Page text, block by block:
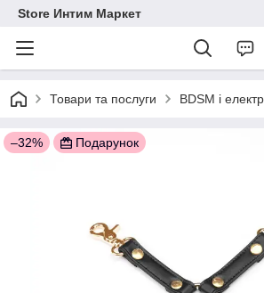
Store Интим Маркет
Товари та послуги BDSM і
–32% Подарунок